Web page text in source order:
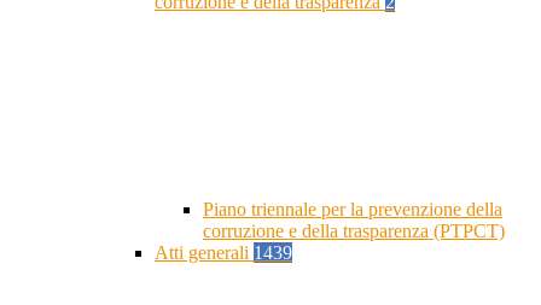
Piano triennale per la prevenzione della
corruzione e della trasparenza (PTPCT)
Atti generali 1439